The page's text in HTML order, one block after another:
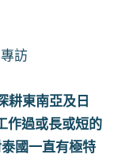
訪
耕東南亞及日
作過或長或短的
國一直有極特